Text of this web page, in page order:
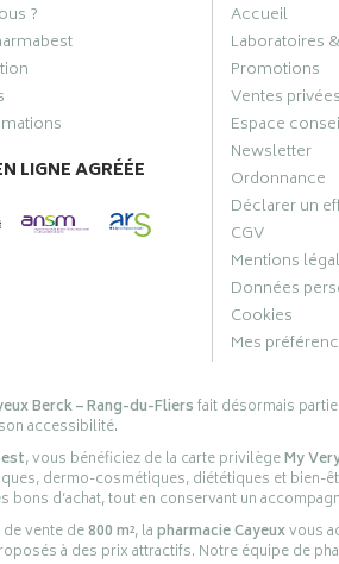
?
LIGNE AGRÉÉE
Accueil
Laboratoires
Promotions
Ventes
Espace
Newsletter
Ordonnance
Déclarer un
CGV
Mentions
Données
Cookies
Mes
Berck – Rang-du-Fliersfait désormais
accessibilité.
, vous bénéficiez de la carte privilègeMy
dermo-cosmétiques, diététiques et bien-
bons d’achat, tout en conservant un
vente de800 m², lapharmacie Cayeuxvous
à des prix attractifs. Notre équipe de